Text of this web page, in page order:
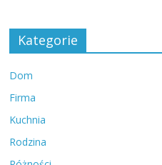
Kategorie
Dom
Firma
Kuchnia
Rodzina